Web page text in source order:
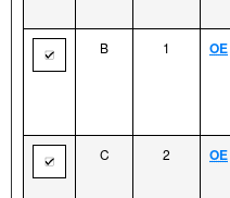
B 1 OE
C 2 OE